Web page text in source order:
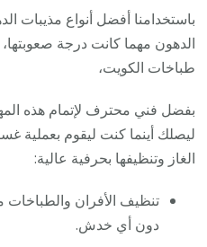
باستخدامنا أفضل أنواع مذيبات
الدهون مهما كانت درجة
طباخات الكويت،
بفضل فني محترف لإتمام هذه
ليصلك أينما كنت ليقوم بعملية
الغاز وتنظيفها بحرفية عالية:
تنظيف الأفران والطباخات
دون أي خدش.